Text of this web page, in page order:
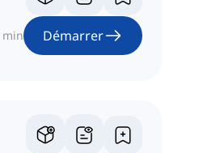
min Démarrer